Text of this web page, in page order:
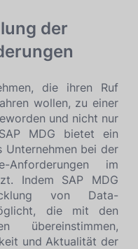
der
die ihren Ruf
wollen, zu einer
und nicht nur
MDG bietet ein
Unternehmen bei der
Anforderungen im
Indem SAP MDG
von Data-
die mit den
übereinstimmen,
und Aktualität der